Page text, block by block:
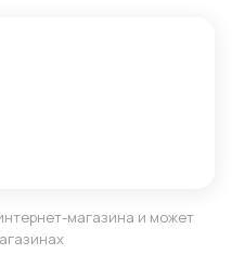
магазина и может